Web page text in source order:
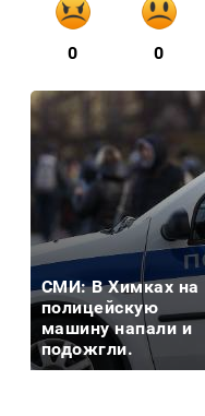
0 0
СМИ: В Химках на
полицейскую
машину напали и
подожгли.